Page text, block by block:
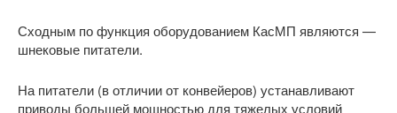
Сходным по функция оборудованием КасМП являются —
шнековые питатели.
На питатели (в отличии от конвейеров) устанавливают
приводы большей мощностью для тяжелых условий